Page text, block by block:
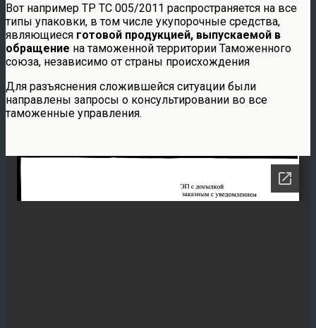
Вот например ТР ТС 005/2011 распространяется на все
типы упаковки, в том числе укупорочные средства,
являющиеся готовой продукцией, выпускаемой в
обращение на таможенной территории Таможенного
союза, независимо от страны происхождения
Для разъяснения сложившейся ситуации были
направлены запросы о консультировании во все
таможенные управления.